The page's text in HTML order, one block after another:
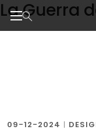
Skip
to
the
La Guerra
09-12-2024 |